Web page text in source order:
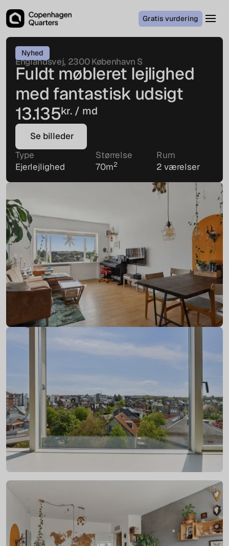
Gratis vurdering
Nyhed
Englandsvej, 2300 København S
Fuldt møbleret lejlighed
med fantastisk udsigt
13.135kr. / md
Se billeder
Se billeder
Type
Ejerlejlighed
Størrelse
70m2
Rum
2 værelser